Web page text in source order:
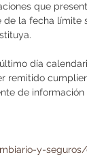
que
la fecha límite
día
remitido
de
y-